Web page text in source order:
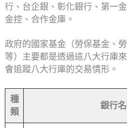
行、台企銀、彰化銀行、第一
金控、合作金庫。
政府的國家基金（勞保基金、
等）主要都是透過這八大行庫
會追蹤八大行庫的交易情形。
種
類
銀行